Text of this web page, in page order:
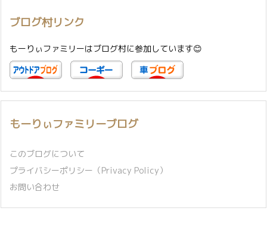
ブログ村リンク
もーりぃファミリーはブログ村に参加しています😊
もーりぃファミリーブログ
このブログについて
プライバシーポリシー（Privacy Policy）
お問い合わせ